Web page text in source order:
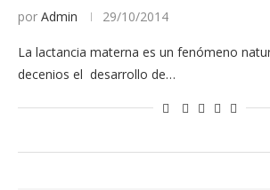
por Admin 29/10/2014
La lactancia materna es un fenómeno
decenios el desarrollo de…